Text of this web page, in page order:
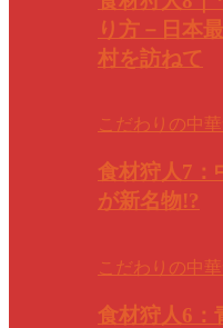
り方－日本
村を訪ねて
こだわりの中
食材狩人7：
が新名物!?
こだわりの中
食材狩人6：